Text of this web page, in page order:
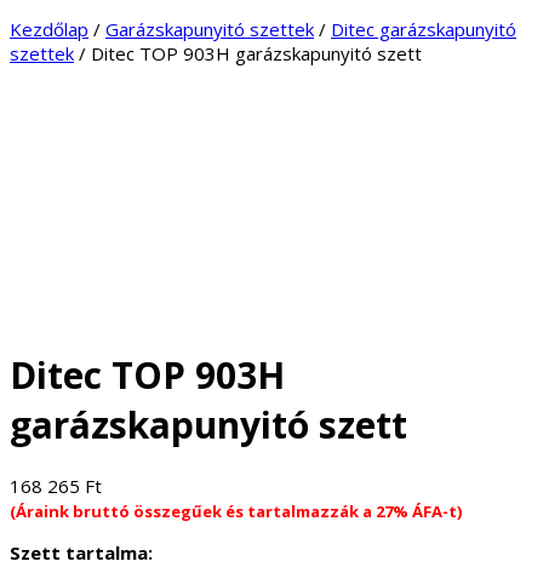
Kezdőlap / Garázskapunyitó szettek / Ditec garázskapunyitó
szettek / Ditec TOP 903H garázskapunyitó szett
Ditec TOP 903H
garázskapunyitó szett
168 265 Ft
(Áraink bruttó összegűek és tartalmazzák a 27% ÁFA-t)
Szett tartalma: